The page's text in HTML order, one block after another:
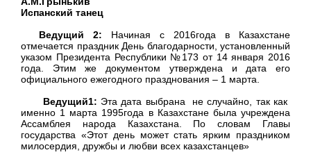
Испанский танец
Ведущий 2: Начиная с 2016года в Казахстане
отмечается праздник День благодарности, установленный
указом Президента Республики №173 от 14 января 2016
года. Этим же документом утверждена и дата его
официального ежегодного празднования – 1 марта.
Ведущий1: Эта дата выбрана не случайно, так как
именно 1 марта 1995года в Казахстане была учреждена
Ассамблея народа Казахстана. По словам Главы
государства «Этот день может стать ярким праздником
милосердия, дружбы и любви всех казахстанцев»